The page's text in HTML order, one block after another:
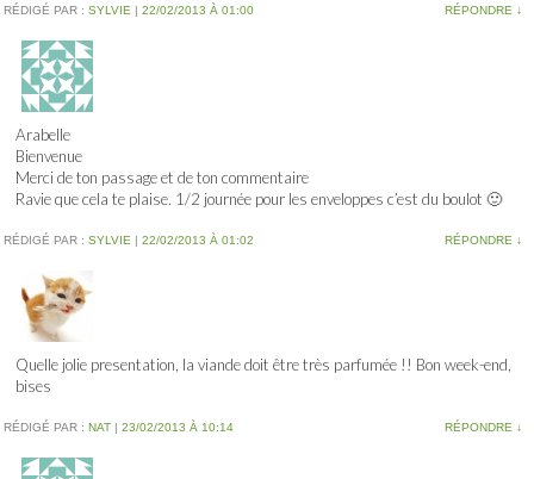
RÉDIGÉ PAR : SYLVIE | 22/02/2013 À 01:00 RÉPONDRE ↓
Arabelle
Bienvenue
Merci de ton passage et de ton commentaire
Ravie que cela te plaise. 1/2 journée pour les enveloppes c’est du boulot 🙂
RÉDIGÉ PAR : SYLVIE | 22/02/2013 À 01:02 RÉPONDRE ↓
Quelle jolie presentation, la viande doit être très parfumée !! Bon week-end,
bises
RÉDIGÉ PAR : NAT | 23/02/2013 À 10:14 RÉPONDRE ↓